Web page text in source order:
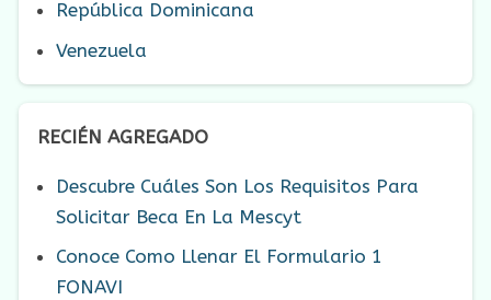
República Dominicana
Venezuela
RECIÉN AGREGADO
Descubre Cuáles Son Los Requisitos Para
Solicitar Beca En La Mescyt
Conoce Como Llenar El Formulario 1
FONAVI